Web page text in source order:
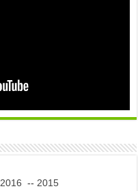
2016 -- 2015